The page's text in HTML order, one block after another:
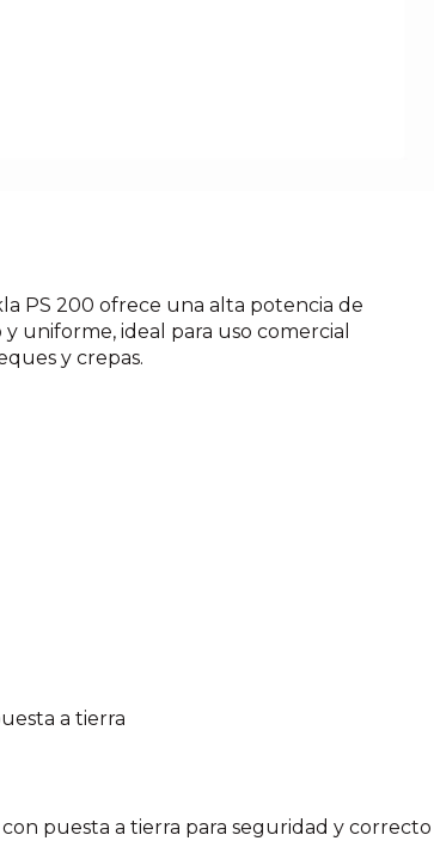
PS 200 ofrece una alta potencia de
uniforme, ideal para uso comercial
y crepas.
a tierra
puesta a tierra para seguridad y correcto